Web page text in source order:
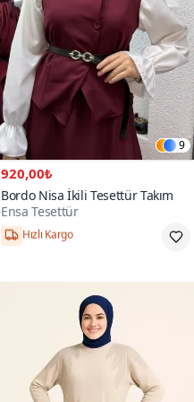
9
920,00₺
Bordo Nisa İkili Tesettür Takım
Ensa Tesettür
Hızlı Kargo